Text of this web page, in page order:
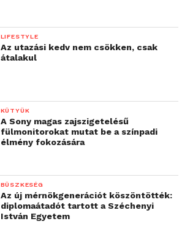
LIFESTYLE
Az utazási kedv nem csökken, csak
átalakul
KÜTYÜK
A Sony magas zajszigetelésű
fülmonitorokat mutat be a színpadi
élmény fokozására
BÜSZKESÉG
Az új mérnökgenerációt köszöntötték:
diplomaátadót tartott a Széchenyi
István Egyetem